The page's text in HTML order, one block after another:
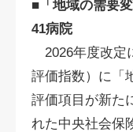
■「地域の需要
41病院
2026年度改定
評価指数）に「
評価項目が新た
れた中央社会保